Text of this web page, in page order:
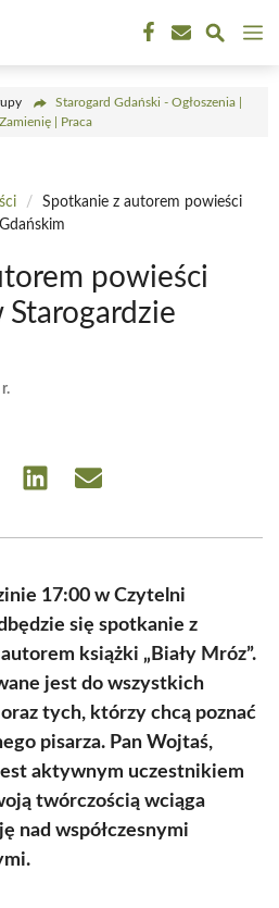
Starogard Gdański - Ogłoszenia |
| Praca
/
Spotkanie z autorem powieści
powieści
Starogardzie
Share Share
17:00 w Czytelni
się spotkanie z
książki „Biały Mróz”.
jest do wszystkich
tych, którzy chcą poznać
pisarza. Pan Wojtaś,
aktywnym uczestnikiem
twórczością wciąga
nad współczesnymi